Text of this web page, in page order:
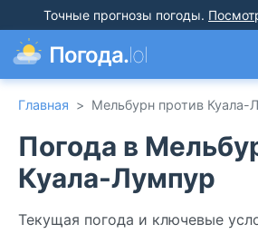
Точные прогнозы погоды.
Погода.lol
Главная > Мельбурн против Куала-
Погода в
Куала-Лумпур
Текущая погода и ключевые